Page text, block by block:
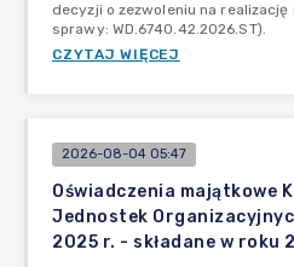
decyzji o zezwoleniu na
sprawy: WD.6740.42.2026.ST).
CZYTAJ WIĘCEJ
2026-08-04 05:47
Oświadczenia majątkowe
Jednostek
2025 r. - składane w roku